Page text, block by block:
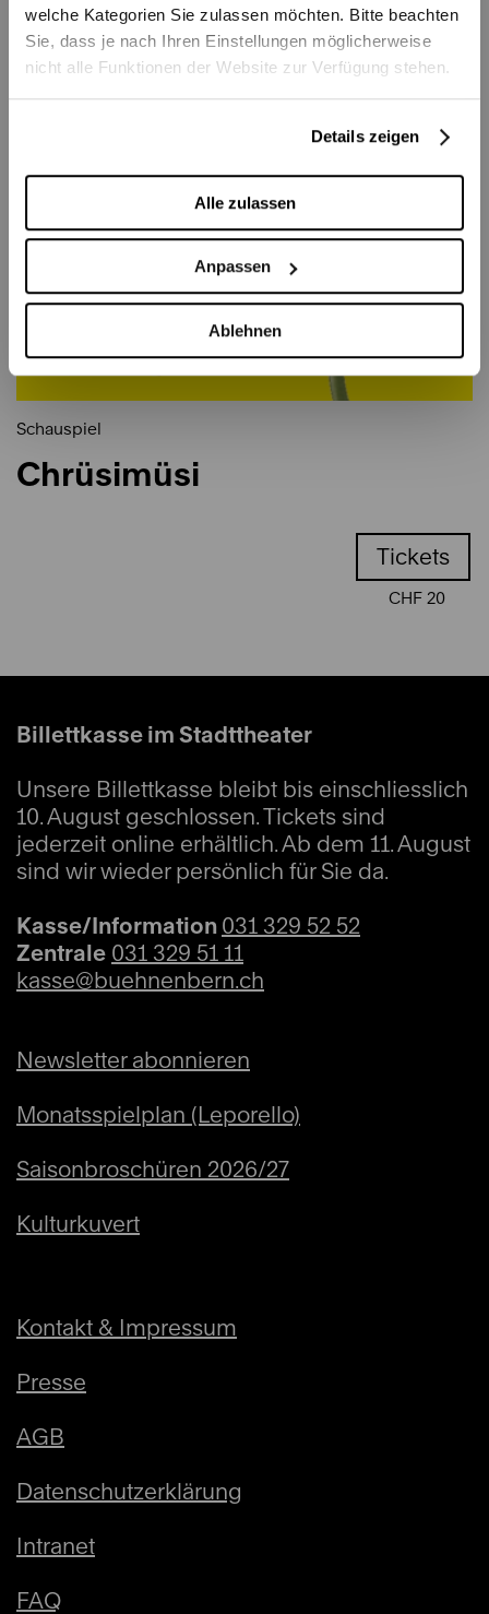
welche Kategorien Sie zulassen möchten. Bitte beachten
Sie, dass je nach Ihren Einstellungen möglicherweise
nicht alle Funktionen der Website zur Verfügung stehen.
Details zeigen
Alle zulassen
Anpassen
Ablehnen
Schauspiel
Chrüsimüsi
Tickets
CHF 20
Billettkasse im Stadttheater
Unsere Billettkasse bleibt bis einschliesslich
10. August geschlossen. Tickets sind
jederzeit online erhältlich. Ab dem 11. August
sind wir wieder persönlich für Sie da.
Kasse/Information 031 329 52 52
Zentrale 031 329 51 11
kasse@buehnenbern.ch
Newsletter abonnieren
Monatsspielplan (Leporello)
Saisonbroschüren 2026/27
Kulturkuvert
Kontakt & Impressum
Presse
AGB
Datenschutzerklärung
Intranet
FAQ